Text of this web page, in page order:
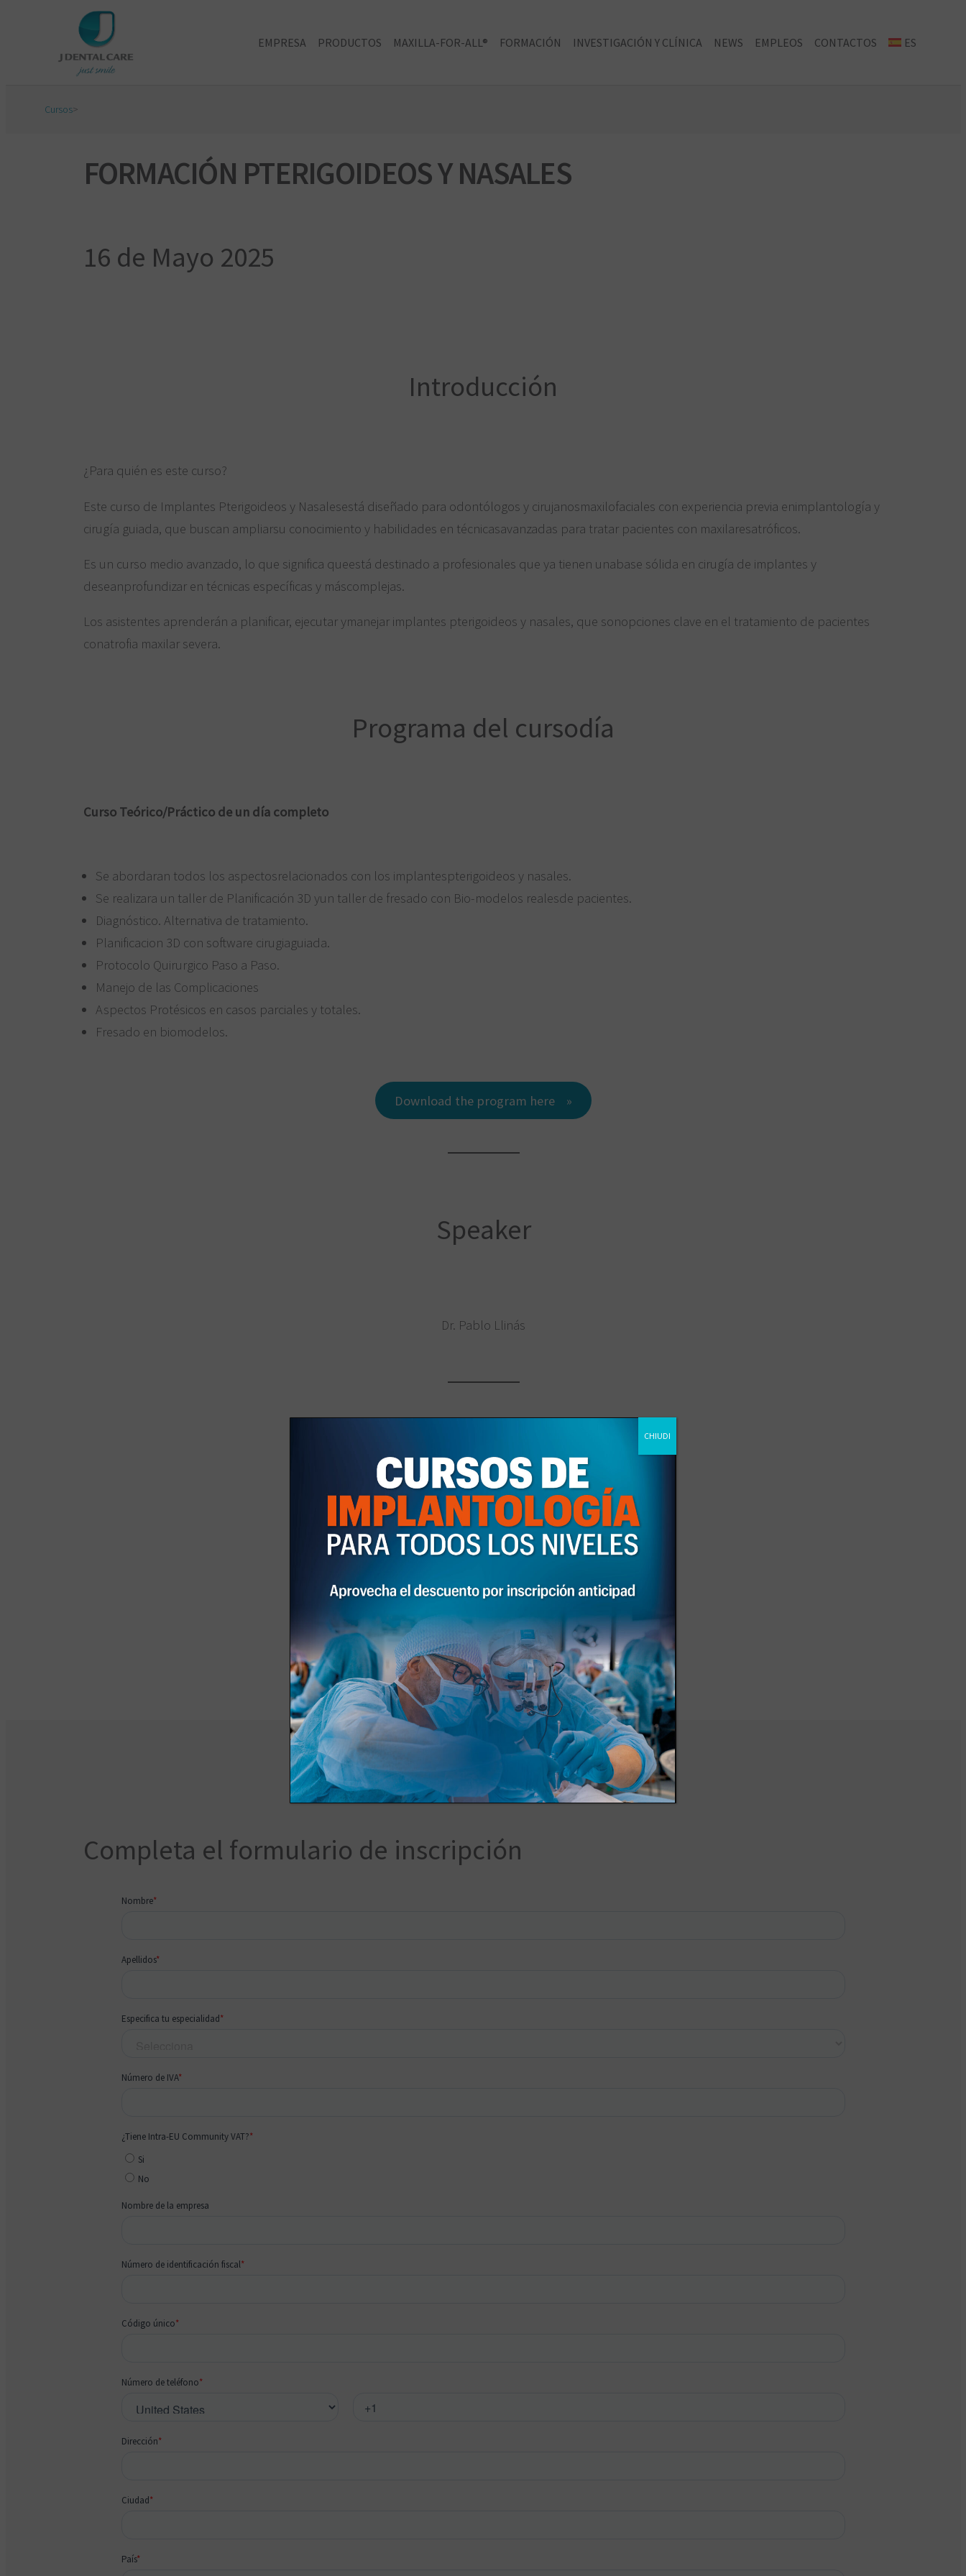
EMPRESA PRODUCTOS MAXILLA-FOR-ALL® FORMACIÓN INVESTIGACIÓN Y CLÍNICA NEWS EMPLEOS CONTACTOS ES
Cursos>
FORMACIÓN PTERIGOIDEOS Y NASALES
16 de Mayo 2025
Introducción
¿Para quién es este curso?
Este curso de Implantes Pterigoideos y Nasalesestá diseñado para odontólogos y cirujanosmaxilofaciales con experiencia previa enimplantología y
cirugía guiada, que buscan ampliarsu conocimiento y habilidades en técnicasavanzadas para tratar pacientes con maxilaresatróficos.
Es un curso medio avanzado, lo que significa queestá destinado a profesionales que ya tienen unabase sólida en cirugía de implantes y
deseanprofundizar en técnicas específicas y máscomplejas.
Los asistentes aprenderán a planificar, ejecutar ymanejar implantes pterigoideos y nasales, que sonopciones clave en el tratamiento de pacientes
conatrofia maxilar severa.
Programa del cursodía
Curso Teórico/Práctico de un día completo
Se abordaran todos los aspectosrelacionados con los implantespterigoideos y nasales.
Se realizara un taller de Planificación 3D yun taller de fresado con Bio-modelos realesde pacientes.
Diagnóstico. Alternativa de tratamiento.
Planificacion 3D con software cirugiaguiada.
Protocolo Quirurgico Paso a Paso.
Manejo de las Complicaciones
Aspectos Protésicos en casos parciales y totales.
Fresado en biomodelos.
Download the program here
Speaker
Dr. Pablo Llinás
Lugar de realización
3Dentalstudio Valencia
Solicita información
Completa el formulario de inscripción
CHIUDI